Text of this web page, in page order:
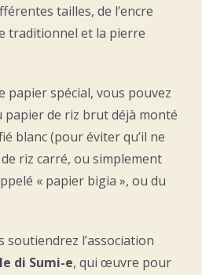
tailles, de l’encre
traditionnel et la pierre
papier spécial, vous pouvez
papier de riz brut déjà monté
blanc (pour éviter qu’il ne
riz carré, ou simplement
« papier bigia », ou du
soutiendrez l’association
di Sumi-e, qui œuvre pour